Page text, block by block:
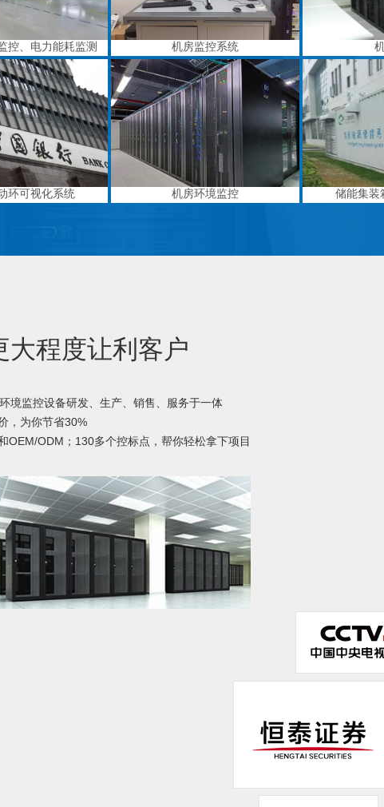
控、电力能耗监测 机房监控系统
环可视化系统 机房环境监控 储能集装
大程度让利客户
境监控设备研发、生产、销售、服务于一体
，为你节省30%
OEM/ODM；130多个控标点，帮你轻松拿下项目